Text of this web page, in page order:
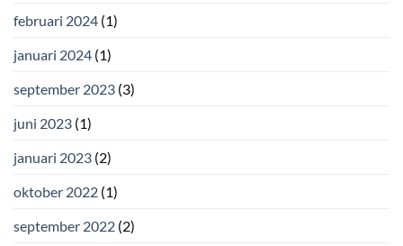
februari 2024 (1)
januari 2024 (1)
september 2023 (3)
juni 2023 (1)
januari 2023 (2)
oktober 2022 (1)
september 2022 (2)